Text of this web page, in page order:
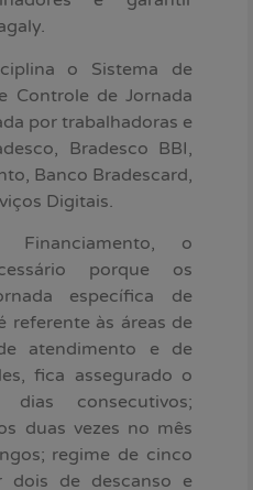
o Sistema de
Controle de Jornada
por trabalhadoras e
Bradesco BBI,
Banco Bradescard,
Digitais.
o
porque os
específica de
referente às áreas de
atendimento e de
fica assegurado o
consecutivos;
duas vezes no mês
regime de cinco
dois de descanso e